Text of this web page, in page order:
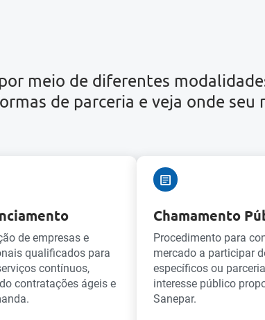
meio de diferentes
de parceria e veja onde seu
de empresas e
qualificados para
contínuos,
contratações ágeis e
Chamamento
Procedimento para
mercado a participar
específicos ou
interesse público
Sanepar.